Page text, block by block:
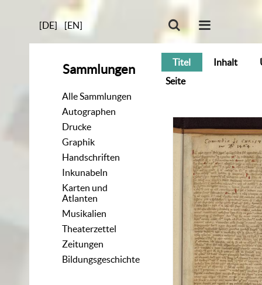
[DE] [EN]
Sammlungen
Alle Sammlungen
Autographen
Drucke
Graphik
Handschriften
Inkunabeln
Karten und
Atlanten
Musikalien
Theaterzettel
Zeitungen
Bildungsgeschichte
Titel Inhalt
Seite